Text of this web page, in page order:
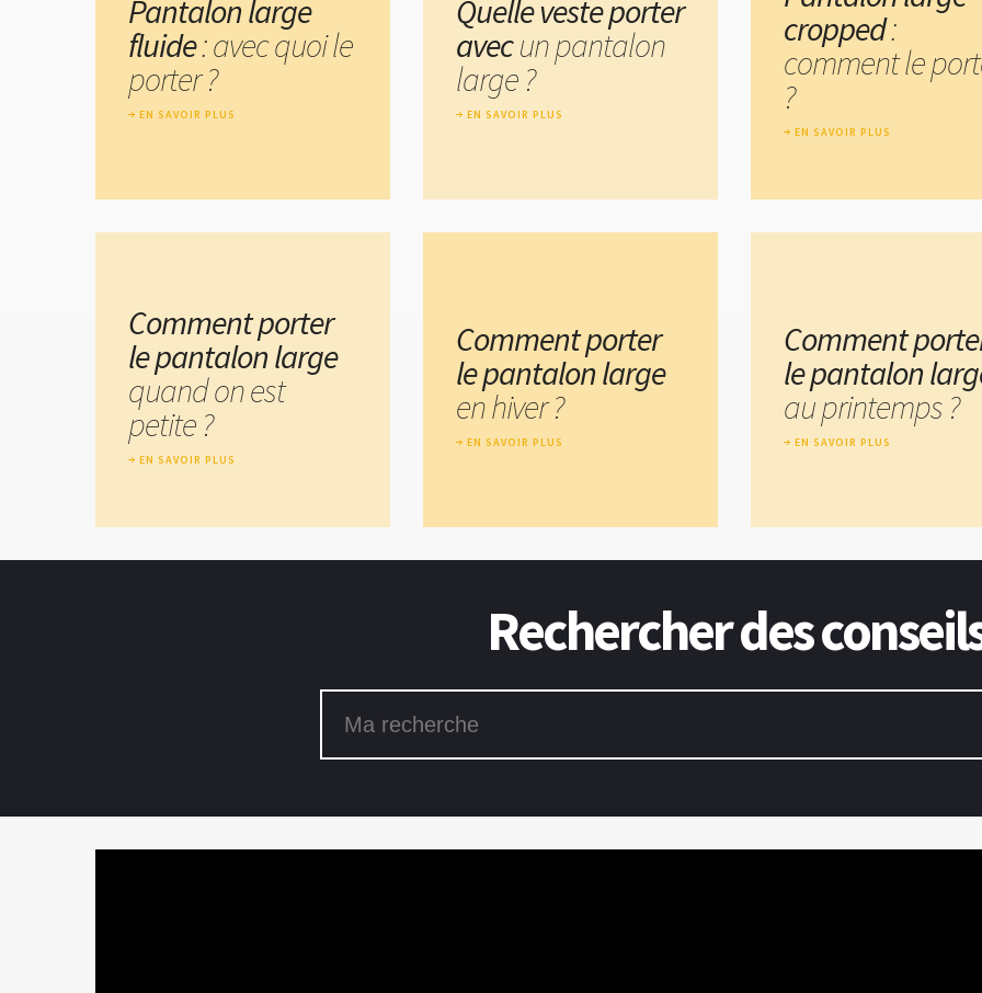
Pantalon large
fluide: avec quoi le
porter ?
EN SAVOIR PLUS
Quelle veste porter
avecun pantalon
large ?
EN SAVOIR PLUS
cropped:
comment le
?
EN SAVOIR PLUS
Comment porter
le pantalon large
quand on est
petite ?
EN SAVOIR PLUS
Comment porter
le pantalon large
en hiver ?
EN SAVOIR PLUS
Comment
le pantalon
au printemps ?
EN SAVOIR PLUS
Rechercher des